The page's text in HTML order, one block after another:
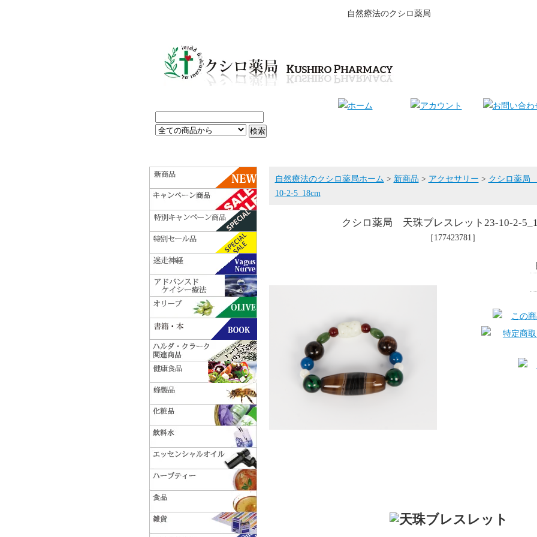
自然療法のクシロ薬局
自然療法のクシロ薬局ホーム > 新商品 > アクセサリー > クシロ薬局
10-2-5_18cm
クシロ薬局 天珠ブレスレット23-10-2-
［177423781］